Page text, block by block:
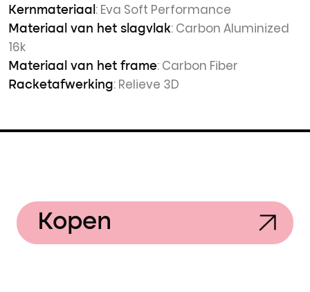
Kernmateriaal : Eva Soft Performance
Materiaal van het slagvlak: Carbon Aluminized
16k
Materiaal van het frame: Carbon Fiber
Racketafwerking: Relieve 3D
Kopen